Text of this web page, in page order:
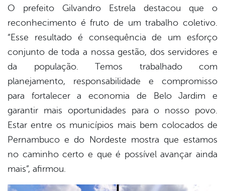
O prefeito Gilvandro Estrela destacou que o
reconhecimento é fruto de um trabalho coletivo.
“Esse resultado é consequência de um esforço
conjunto de toda a nossa gestão, dos servidores e
da população. Temos trabalhado com
planejamento, responsabilidade e compromisso
para fortalecer a economia de Belo Jardim e
garantir mais oportunidades para o nosso povo.
Estar entre os municípios mais bem colocados de
Pernambuco e do Nordeste mostra que estamos
no caminho certo e que é possível avançar ainda
mais”, afirmou.